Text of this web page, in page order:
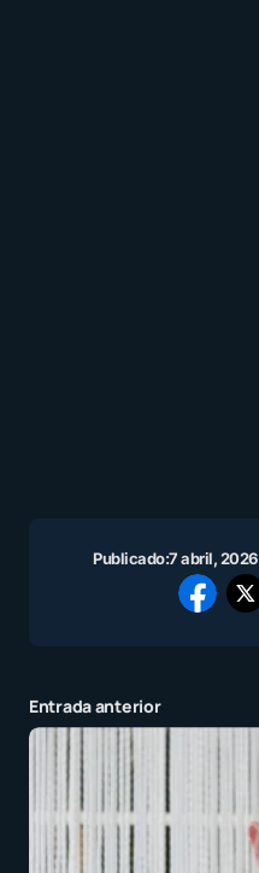
Publicado:7 abril, 2026
Entrada anterior